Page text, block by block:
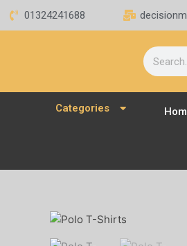
Skip
01324241688
Search
Categories